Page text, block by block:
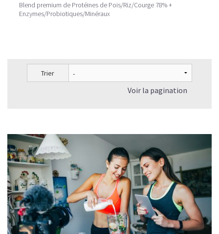
Blend premium de Protéines de Pois/Riz/Courge 78% +
Enzymes/Probiotiques/Minéraux
Trier
Voir la pagination